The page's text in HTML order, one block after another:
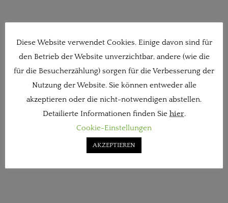
Diese Website verwendet Cookies. Einige davon sind für
den Betrieb der Website unverzichtbar, andere (wie die
für die Besucherzählung) sorgen für die Verbesserung der
Nutzung der Website. Sie können entweder alle
akzeptieren oder die nicht-notwendigen abstellen.
Detailierte Informationen finden Sie hier.
Cookie-Einstellungen
AKZEPTIEREN